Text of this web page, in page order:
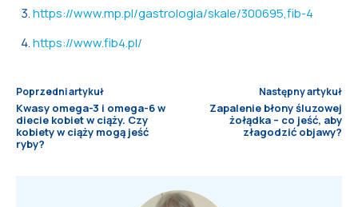
https://www.mp.pl/gastrologia/skale/300695,fib-4
https://www.fib4.pl/
Poprzedni artykuł
Kwasy omega-3 i omega-6 w
diecie kobiet w ciąży. Czy
kobiety w ciąży mogą jeść
ryby?
Następny artykuł
Zapalenie błony śluzowej
żołądka – co jeść, aby
złagodzić objawy?